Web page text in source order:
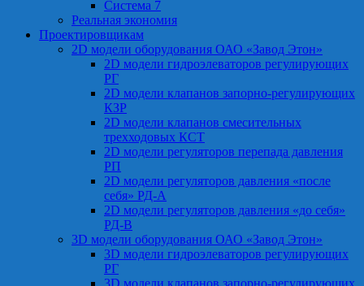
Система 7
Реальная экономия
Проектировщикам
2D модели оборудования ОАО «Завод Этон»
2D модели гидроэлеваторов регулирующих
РГ
2D модели клапанов запорно-регулирующих
КЗР
2D модели клапанов смесительных
трехходовых КСТ
2D модели регуляторов перепада давления
РП
2D модели регуляторов давления «после
себя» РД-А
2D модели регуляторов давления «до себя»
РД-В
3D модели оборудования ОАО «Завод Этон»
3D модели гидроэлеваторов регулирующих
РГ
3D модели клапанов запорно-регулирующих